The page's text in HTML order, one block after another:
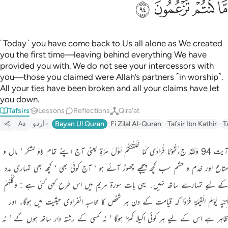
ﳜﳝﳞﳟ
˹Today˺ you have come back to Us all alone as We created
you the first time—leaving behind everything We have
provided you with. We do not see your intercessors with
you—those you claimed were Allah’s partners ˹in worship˺.
All your ties have been broken and all your claims have let
you down.
Tafsirs Lessons Reflections Qira'at
Aa اردو Bayan Ul Quran Fi Zilal Al-Quran Tafsir Ibn Kathir
آیت 94 وَلَقَدْ جِءْتُمُوْنَا فُرَادٰی کَمَا خَلَقْنٰکُمْ اَوَّلَ مَرَّۃٍ یعنی آج اپنے تمام لاؤ لشکر ‘ مال و
متاع اور خدم و حشم سب کچھ پیچھے چھوڑ آئے ہو ‘ آج کوئی بھی ‘ کچھ بھی تمہاری مدد
کے لیے تمہارے ساتھ نہیں۔ یہی بات سورة مریم میں اس طرح کہی گئی ہے : وَکُلُّہُمْ
اٰتِیْہِ یَوْمَ الْقِیٰمَۃِ فَرْدًا کہ قیامت کے دن ہر شخص کا محاسبہ انفرادی حیثیت میں ہوگا۔ اور
ظاہر ہے اس کے لیے ہر کوئی اکیلا کھڑا ہوگا ‘ نہ کسی کے رشتہ دار ساتھ ہوں گے ‘ نہ